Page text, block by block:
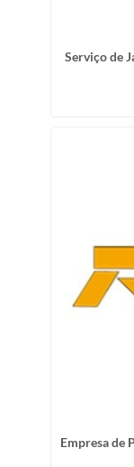
Serviço de
Empresa de